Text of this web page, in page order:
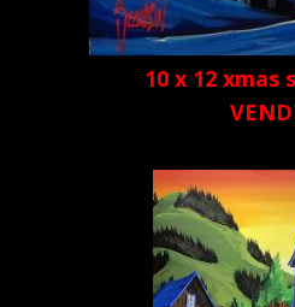
10 x 12 xmas